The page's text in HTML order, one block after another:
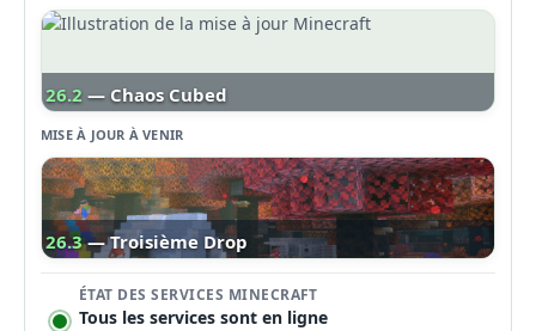
26.2 — Chaos Cubed
MISE À JOUR À VENIR
26.3 — Troisième Drop
ÉTAT DES SERVICES MINECRAFT
Tous les services sont en ligne